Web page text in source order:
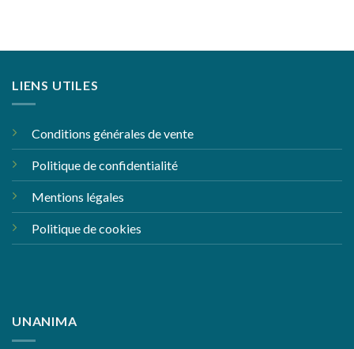
LIENS UTILES
Conditions générales de vente
Politique de confidentialité
Mentions légales
Politique de cookies
UNANIMA